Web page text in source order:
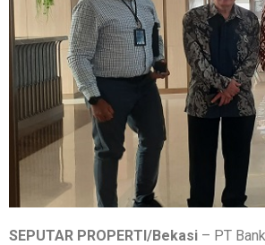
SEPUTAR PROPERTI/Bekasi – PT